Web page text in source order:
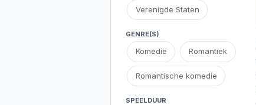
Verenigde Staten
GENRE(S)
Komedie Romantiek
Romantische komedie
SPEELDUUR